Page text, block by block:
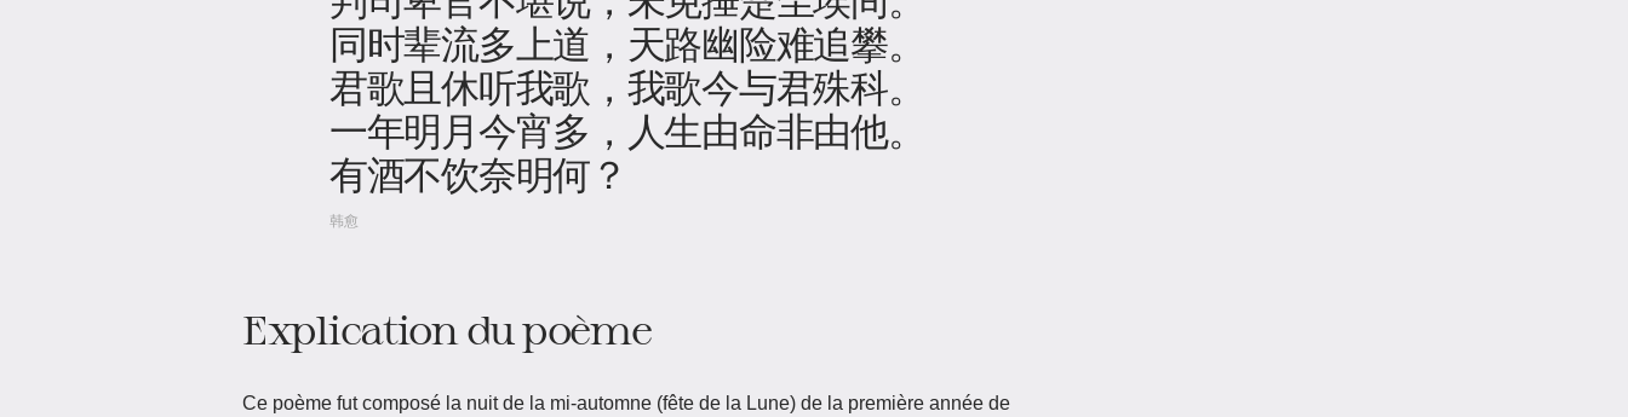
同时辈流多上道，天路幽险难追攀。
君歌且休听我歌，我歌今与君殊科。
一年明月今宵多，人生由命非由他。
有酒不饮奈明何？
韩愈
Explication du poème
Ce poème fut composé la nuit de la mi-automne (fête de la Lune) de la première année de